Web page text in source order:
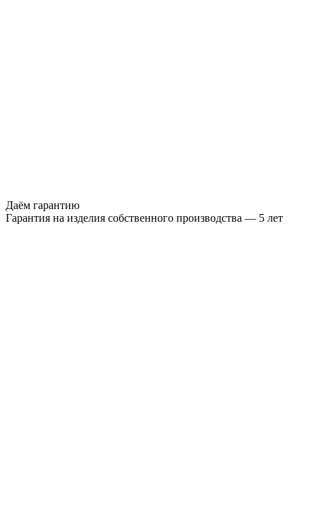
Даём гарантию
Гарантия на изделия собственного производства — 5 лет